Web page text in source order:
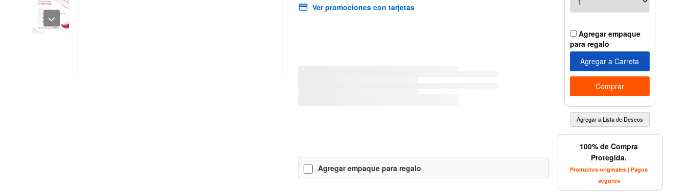
Ver promociones con tarjetas
Agregar empaque para regalo
Agregar empaque
para regalo
100% de Compra
Protegida.
Productos originales | Pagos
seguros